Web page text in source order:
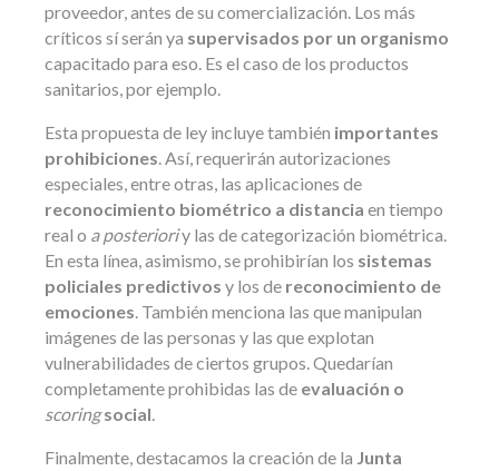
proveedor, antes de su comercialización. Los más
críticos sí serán ya supervisados por un organismo
capacitado para eso. Es el caso de los productos
sanitarios, por ejemplo.
Esta propuesta de ley incluye también importantes
prohibiciones. Así, requerirán autorizaciones
especiales, entre otras, las aplicaciones de
reconocimiento biométrico a distancia en tiempo
real o a posterioriy las de categorización biométrica.
En esta línea, asimismo, se prohibirían los sistemas
policiales predictivos y los de reconocimiento de
emociones. También menciona las que manipulan
imágenes de las personas y las que explotan
vulnerabilidades de ciertos grupos. Quedarían
completamente prohibidas las de evaluación o
scoringsocial.
Finalmente, destacamos la creación de la Junta